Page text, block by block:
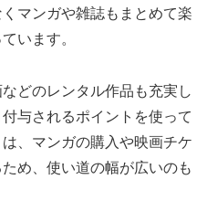
マンガや雑誌もまとめて楽
います。
どのレンタル作品も充実し
与されるポイントを使って
、マンガの購入や映画チケ
め、使い道の幅が広いのも